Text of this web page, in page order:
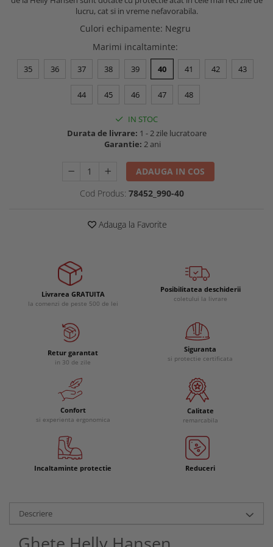
Buzunare externe
Echipamente specializate
Echipamente muncitori ferma
Echipamente trimeri ongloane
Casti si antifoane protectie
Menghine si preselucru, cat si in vreme nefavorabila.
Culori echipamente: Negru
Marimi incaltaminte:
35 36 37 38 39 40 41 42 43
44 45 46 47 48
IN STOC
Durata de livrare: 1 - 2 zile lucratoare
Garantie: 2 ani
ADAUGA IN COS
Cod Produs: 78452_990-40
Adauga la Favorite
Livrarea GRATUITA
la comenzi de peste 500 de lei
Posibilitatea deschiderii
coletului la livrare
Retur garantat
in 30 de zile
Siguranta
si protectie certificata
Confort
si experienta ergonomica
Calitate
remarcabila
Incaltaminte protectie Reduceri
Descriere